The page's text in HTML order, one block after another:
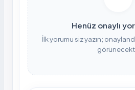
Henüz onaylı
İlk yorumu siz yazın;